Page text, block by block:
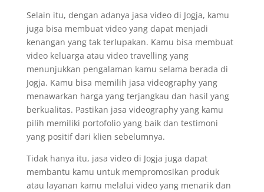
Selain itu, dengan adanya jasa video di Jogja, kamu
juga bisa membuat video yang dapat menjadi
kenangan yang tak terlupakan. Kamu bisa membuat
video keluarga atau video travelling yang
menunjukkan pengalaman kamu selama berada di
Jogja. Kamu bisa memilih jasa videography yang
menawarkan harga yang terjangkau dan hasil yang
berkualitas. Pastikan jasa videography yang kamu
pilih memiliki portofolio yang baik dan testimoni
yang positif dari klien sebelumnya.
Tidak hanya itu, jasa video di Jogja juga dapat
membantu kamu untuk mempromosikan produk
atau layanan kamu melalui video yang menarik dan